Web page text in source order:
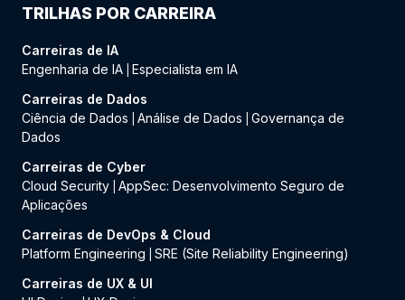
TRILHAS POR CARREIRA
Carreiras de IA
Engenharia de IA Especialista em IA
Carreiras de Dados
Ciência de Dados
Análise de Dados
Governança de
Dados
Carreiras de Cyber
Cloud Security AppSec: Desenvolvimento Seguro de
Aplicações
Carreiras de DevOps & Cloud
Platform Engineering
SRE (Site Reliability Engineering)
Carreiras de UX & UI